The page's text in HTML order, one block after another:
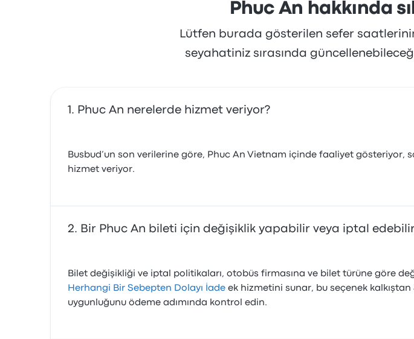
Phuc An hakkında
Lütfen burada gösterilen sefer
seyahatiniz sırasında
Phuc An nerelerde hizmet veriyor?
Busbud’un son verilerine göre, Phuc An Vietnam içinde faaliyet
hizmet veriyor.
Bir Phuc An bileti için değişiklik yapabilir veya iptal
Bilet değişikliği ve iptal politikaları, otobüs firmasına ve bilet türüne göre
Herhangi Bir Sebepten Dolayı İade ek hizmetini sunar, bu seçenek
uygunluğunu ödeme adımında kontrol edin.